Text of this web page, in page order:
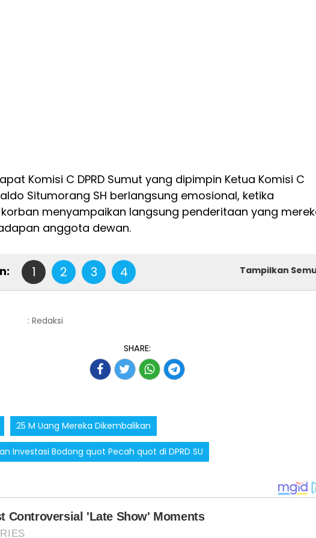
Komisi C DPRD Sumut yang dipimpin Ketua Komisi C
Situmorang SH berlangsung emosional, ketika
menyampaikan langsung penderitaan yang
anggota dewan.
1 2 3 4 Tampilkan
: Redaksi
SHARE:
25 M Uang Mereka Dikembalikan
Investasi Bodong quot Pecah quot di DPRD SU